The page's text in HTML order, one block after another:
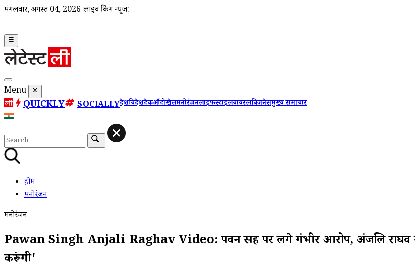
मंगलवार, अगस्त 04, 2026 लाइव ब्रेकिंग न्यूज़:
☰
Menu ✕
QUICKLY SOCIALLYदेशविदेशटेकऑटोखेलमनोरंजनलाइफस्टाइलवायरलबिजनेसमुख्य समाचार
होम
मनोरंजन
मनोरंजन
Pawan Singh Anjali Raghav Video: पवन सिंह पर लगे गंभीर आरोप, अंजलि राघव ने
करूंगी'